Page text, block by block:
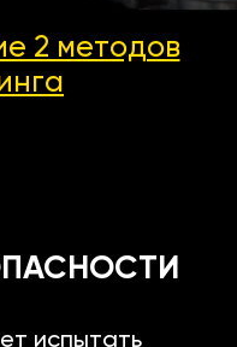
2 методов
испытать